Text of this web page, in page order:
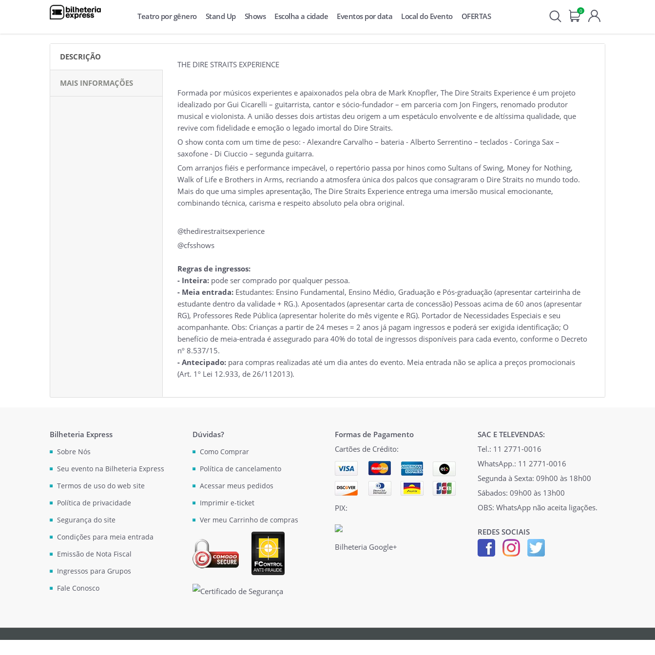
Teatro por gênero Stand Up Shows Escolha a cidade Eventos por data Local do Evento OFERTAS
0
DESCRIÇÃO
THE DIRE STRAITS EXPERIENCE
Formada por músicos experientes e apaixonados pela obra de Mark Knopfler, The Dire Straits Experience é um projeto
idealizado por Gui Cicarelli – guitarrista, cantor e sócio-fundador – em parceria com Jon Fingers, renomado produtor
musical e violonista. A união desses dois artistas deu origem a um espetáculo envolvente e de altíssima qualidade, que
revive com fidelidade e emoção o legado imortal do Dire Straits.
O show conta com um time de peso: - Alexandre Carvalho – bateria - Alberto Serrentino – teclados - Coringa Sax –
saxofone - Di Ciuccio – segunda guitarra.
Com arranjos fiéis e performance impecável, o repertório passa por hinos como Sultans of Swing, Money for Nothing,
Walk of Life e Brothers in Arms, recriando a atmosfera única dos palcos que consagraram o Dire Straits no mundo todo.
Mais do que uma simples apresentação, The Dire Straits Experience entrega uma imersão musical emocionante,
combinando técnica, carisma e respeito absoluto pela obra original.
@thedirestraitsexperience
@cfsshows
Regras de ingressos:
- Inteira: pode ser comprado por qualquer pessoa.
- Meia entrada: Estudantes: Ensino Fundamental, Ensino Médio, Graduação e Pós-graduação (apresentar carteirinha de
estudante dentro da validade + RG.). Aposentados (apresentar carta de concessão) Pessoas acima de 60 anos (apresentar
RG), Professores Rede Pública (apresentar holerite do mês vigente e RG). Portador de Necessidades Especiais e seu
acompanhante. Obs: Crianças a partir de 24 meses = 2 anos já pagam ingressos e poderá ser exigida identificação; O
benefício de meia-entrada é assegurado para 40% do total de ingressos disponíveis para cada evento, conforme o Decreto
nº 8.537/15.
- Antecipado: para compras realizadas até um dia antes do evento. Meia entrada não se aplica a preços promocionais
(Art. 1º Lei 12.933, de 26/112013).
MAIS INFORMAÇÕES
Bilheteria Express
Sobre Nós
Seu evento na Bilheteria Express
Termos de uso do web site
Política de privacidade
Segurança do site
Condições para meia entrada
Emissão de Nota Fiscal
Ingressos para Grupos
Fale Conosco
Dúvidas?
Como Comprar
Política de cancelamento
Acessar meus pedidos
Imprimir e-ticket
Ver meu Carrinho de compras
Formas de Pagamento
Cartões de Crédito:
PIX:
Bilheteria Google+
SAC E TELEVENDAS:
Tel.: 11 2771-0016
WhatsApp.: 11 2771-0016
Segunda à Sexta: 09h00 às 18h00
Sábados: 09h00 às 13h00
OBS: WhatsApp não aceita ligações.
REDES SOCIAIS